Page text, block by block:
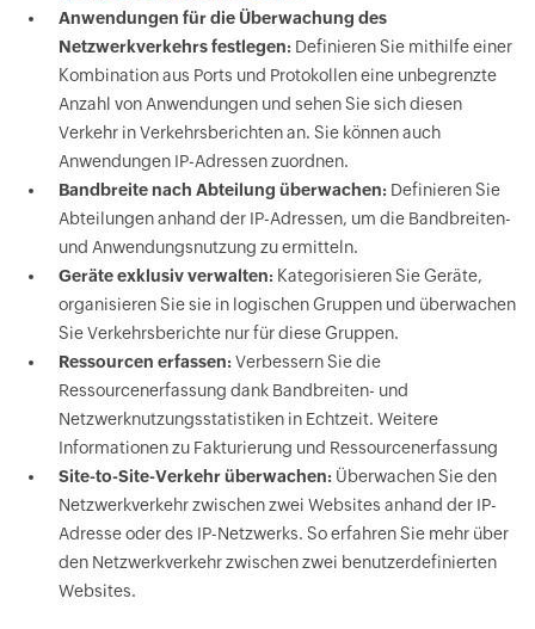
Anwendungen für die Überwachung des
Netzwerkverkehrs festlegen:Definieren Sie mithilfe einer
Kombination aus Ports und Protokollen eine unbegrenzte
Anzahl von Anwendungen und sehen Sie sich diesen
Verkehr in Verkehrsberichten an. Sie können auch
Anwendungen IP-Adressen zuordnen.
Bandbreite nach Abteilung überwachen:Definieren Sie
Abteilungen anhand der IP-Adressen, um die Bandbreiten-
und Anwendungsnutzung zu ermitteln.
Geräte exklusiv verwalten:Kategorisieren Sie Geräte,
organisieren Sie sie in logischen Gruppen und überwachen
Sie Verkehrsberichte nur für diese Gruppen.
Ressourcen erfassen:Verbessern Sie die
Ressourcenerfassung dank Bandbreiten- und
Netzwerknutzungsstatistiken in Echtzeit. Weitere
Informationen zu Fakturierung und Ressourcenerfassung
Site-to-Site-Verkehr überwachen:Überwachen Sie den
Netzwerkverkehr zwischen zwei Websites anhand der IP-
Adresse oder des IP-Netzwerks. So erfahren Sie mehr über
den Netzwerkverkehr zwischen zwei benutzerdefinierten
Websites.